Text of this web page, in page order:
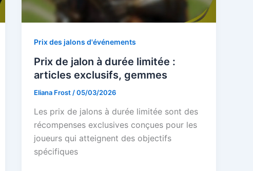
Prix des jalons d'événements
Prix de jalon à durée limitée :
articles exclusifs, gemmes
Eliana Frost /05/03/2026
Les prix de jalons à durée limitée sont des
récompenses exclusives conçues pour les
joueurs qui atteignent des objectifs
spécifiques